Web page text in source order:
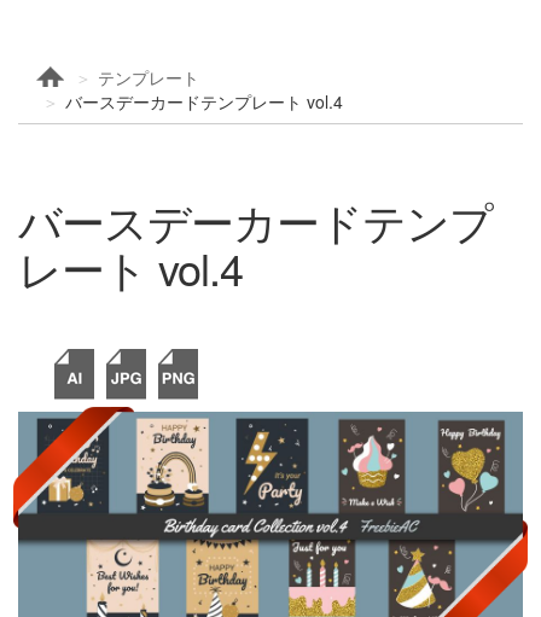
テンプレート
バースデーカードテンプレート vol.4
バースデーカードテンプ
レート vol.4